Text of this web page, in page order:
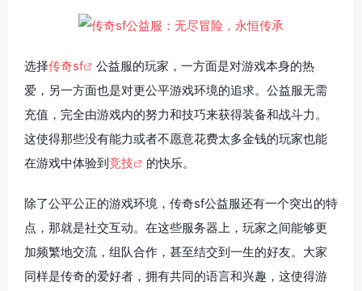
选择传奇sf
公益服的玩家，一方面是对游戏本身的热
爱，另一方面也是对更公平游戏环境的追求。公益服无需
充值，完全由游戏内的努力和技巧来获得装备和战斗力。
这使得那些没有能力或者不愿意花费太多金钱的玩家也能
在游戏中体验到竞技 的快乐。
除了公平公正的游戏环境，传奇sf公益服还有一个突出的特
点，那就是社交互动。在这些服务器上，玩家之间能够更
加频繁地交流，组队合作，甚至结交到一生的好友。大家
同样是传奇的爱好者，拥有共同的语言和兴趣，这使得游